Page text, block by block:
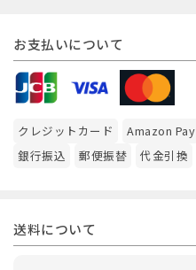
お支払いについて
クレジットカード Amazon Pay
銀行振込
郵便振替 代金引換
送料について